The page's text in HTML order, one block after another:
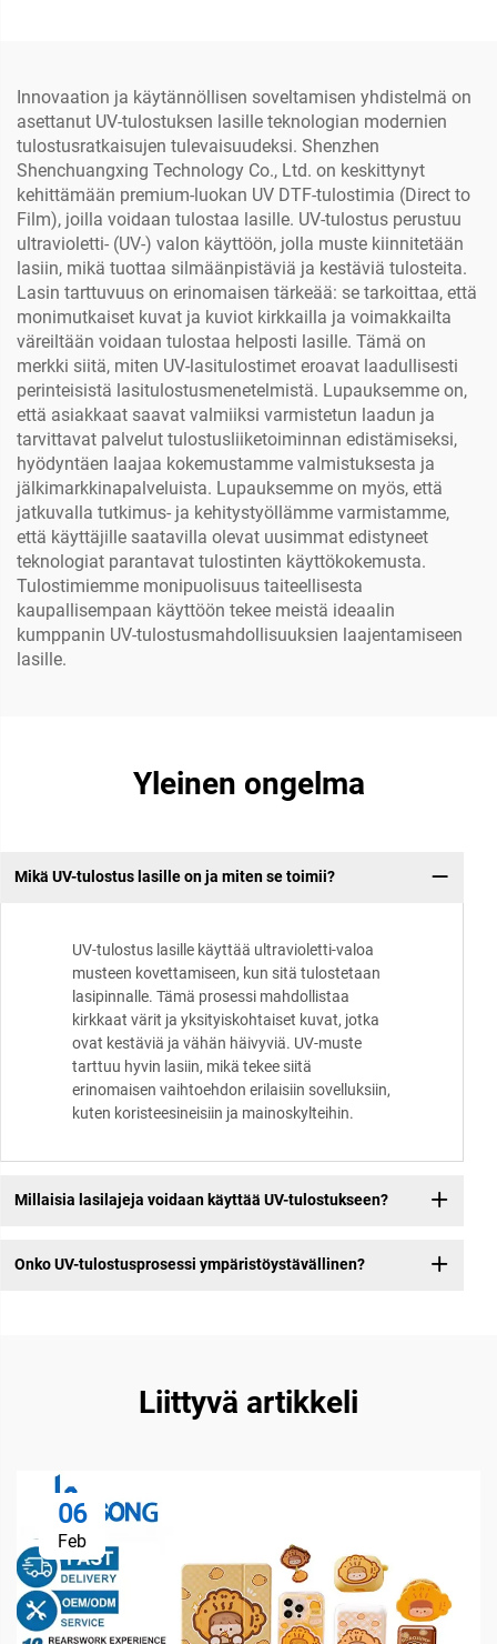
Innovaation ja käytännöllisen soveltamisen yhdistelmä on
asettanut UV-tulostuksen lasille teknologian modernien
tulostusratkaisujen tulevaisuudeksi. Shenzhen
Shenchuangxing Technology Co., Ltd. on keskittynyt
kehittämään premium-luokan UV DTF-tulostimia (Direct to
Film), joilla voidaan tulostaa lasille. UV-tulostus perustuu
ultravioletti- (UV-) valon käyttöön, jolla muste kiinnitetään
lasiin, mikä tuottaa silmäänpistäviä ja kestäviä tulosteita.
Lasin tarttuvuus on erinomaisen tärkeää: se tarkoittaa, että
monimutkaiset kuvat ja kuviot kirkkailla ja voimakkailta
väreiltään voidaan tulostaa helposti lasille. Tämä on
merkki siitä, miten UV-lasitulostimet eroavat laadullisesti
perinteisistä lasitulostusmenetelmistä. Lupauksemme on,
että asiakkaat saavat valmiiksi varmistetun laadun ja
tarvittavat palvelut tulostusliiketoiminnan edistämiseksi,
hyödyntäen laajaa kokemustamme valmistuksesta ja
jälkimarkkinapalveluista. Lupauksemme on myös, että
jatkuvalla tutkimus- ja kehitystyöllämme varmistamme,
että käyttäjille saatavilla olevat uusimmat edistyneet
teknologiat parantavat tulostinten käyttökokemusta.
Tulostimiemme monipuolisuus taiteellisesta
kaupallisempaan käyttöön tekee meistä ideaalin
kumppanin UV-tulostusmahdollisuuksien laajentamiseen
lasille.
Yleinen ongelma
Mikä UV-tulostus lasille on ja miten se toimii?
UV-tulostus lasille käyttää ultravioletti-valoa
musteen kovettamiseen, kun sitä tulostetaan
lasipinnalle. Tämä prosessi mahdollistaa
kirkkaat värit ja yksityiskohtaiset kuvat, jotka
ovat kestäviä ja vähän häivyviä. UV-muste
tarttuu hyvin lasiin, mikä tekee siitä
erinomaisen vaihtoehdon erilaisiin sovelluksiin,
kuten koristeesineisiin ja mainoskylteihin.
Millaisia lasilajeja voidaan käyttää UV-tulostukseen?
Onko UV-tulostusprosessi ympäristöystävällinen?
Liittyvä artikkeli
06
Feb